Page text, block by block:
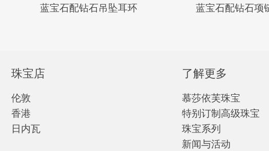
蓝宝石配钻石吊坠耳环 蓝宝石配钻石项
珠宝店
伦敦
香港
日内瓦
了解更多
慕莎依芙珠宝
特别订制高级珠宝
珠宝系列
新闻与活动